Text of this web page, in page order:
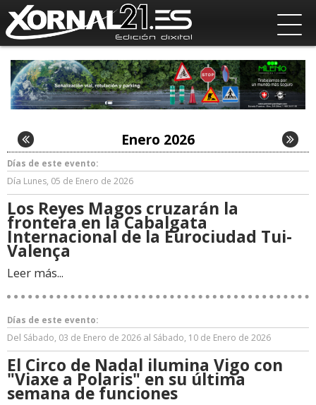
Enero 2026
Días de este evento:
Día Lunes, 05 de Enero de 2026
Los Reyes Magos cruzarán la
frontera en la Cabalgata
Internacional de la Eurociudad Tui-
Valença
Leer más...
Días de este evento:
Del Sábado, 03 de Enero de 2026 al Sábado, 10 de Enero de 2026
El Circo de Nadal ilumina Vigo con
"Viaxe a Polaris" en su última
semana de funciones